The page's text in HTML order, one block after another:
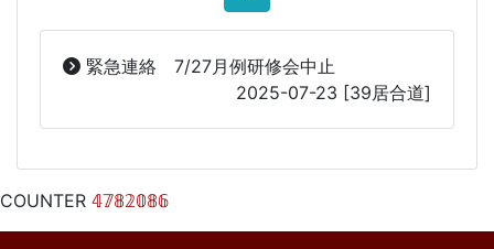
COUNTER 𝟜𝟟𝟠𝟚𝟘𝟠𝟞
緊急連絡 7/27月例研修会中止
2025-07-23 [39居合道]